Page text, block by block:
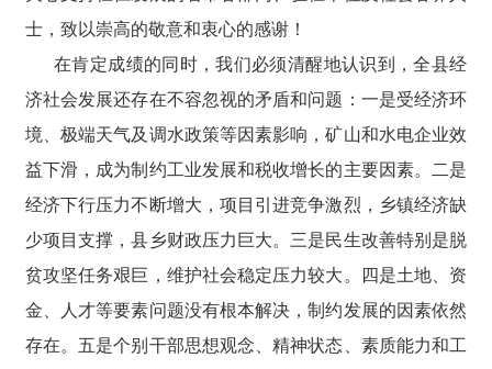
士，致以崇高的敬意和衷心的感谢！
在肯定成绩的同时，我们必须清醒地认识到，全县经
济社会发展还存在不容忽视的矛盾和问题：一是受经济环
境、极端天气及调水政策等因素影响，矿山和水电企业效
益下滑，成为制约工业发展和税收增长的主要因素。二是
经济下行压力不断增大，项目引进竞争激烈，乡镇经济缺
少项目支撑，县乡财政压力巨大。三是民生改善特别是脱
贫攻坚任务艰巨，维护社会稳定压力较大。四是土地、资
金、人才等要素问题没有根本解决，制约发展的因素依然
存在。五是个别干部思想观念、精神状态、素质能力和工